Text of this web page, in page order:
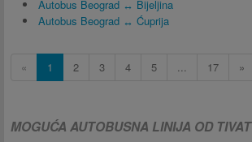
Autobus Beograd ↔ Bijeljina
Autobus Beograd ↔ Ćuprija
« 1 2 3 4 5 ... 17 »
MOGUĆA AUTOBUSNA LINIJA OD TIVAT